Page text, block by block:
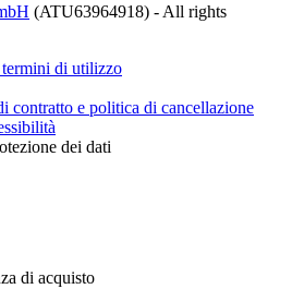
(ATU63964918) - All rights
di utilizzo
contratto e politica di cancellazione
dei dati
di acquisto